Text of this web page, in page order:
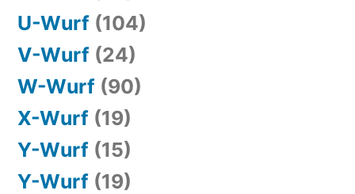
U-Wurf (104)
V-Wurf (24)
W-Wurf (90)
X-Wurf (19)
Y-Wurf (15)
Y-Wurf (19)